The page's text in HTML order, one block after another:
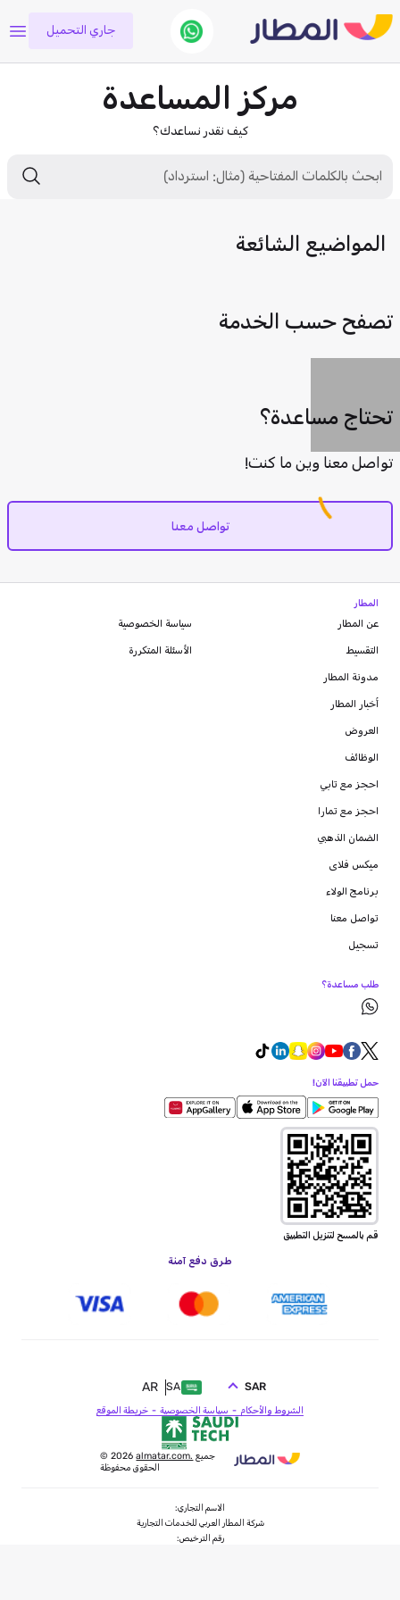
جاري التحميل
مركز المساعدة
كيف نقدر نساعدك؟
المواضيع الشائعة
تصفح حسب الخدمة
تحتاج مساعدة؟
تواصل معنا وين ما كنت!
تواصل معنا
المطار
عن المطار
التقسيط
مدونة المطار
أخبار المطار
العروض
الوظائف
احجز مع تابي
احجز مع تمارا
الضمان الذهبي
ميكس فلاى
برنامج الولاء
سياسة الخصوصية
الأسئلة المتكررة
تواصل معنا
تسجيل
طلب مساعدة؟
حمل تطبيقنا الآن!
قم بالمسح لتنزيل التطبيق
طرق دفع آمنة
© 2026almatar.com. جميع
الحقوق محفوظة
SA
AR SAR
الشروط والأحكام سياسة الخصوصية خريطة الموقع
الاسم التجاري:
شركة المطار العربي للخدمات التجارية
رقم الترخيص: